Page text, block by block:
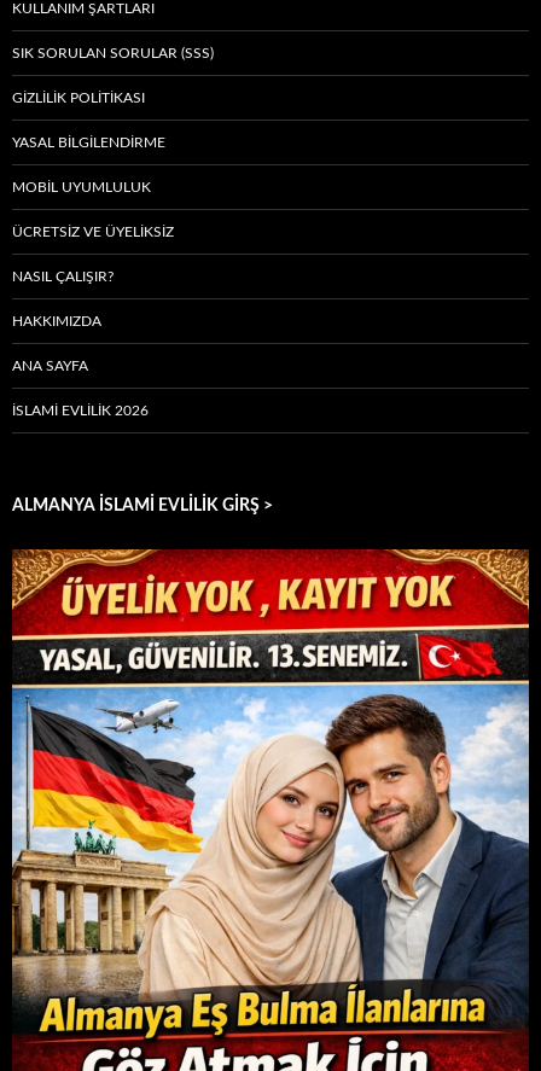
KULLANIM ŞARTLARI
SIK SORULAN SORULAR (SSS)
GIZLILIK POLITIKASI
YASAL BILGILENDIRME
MOBIL UYUMLULUK
ÜCRETSIZ VE ÜYELIKSIZ
NASIL ÇALIŞIR?
HAKKIMIZDA
ANA SAYFA
İSLAMI EVLILIK 2026
ALMANYA İSLAMİ EVLİLİK GİRŞ >